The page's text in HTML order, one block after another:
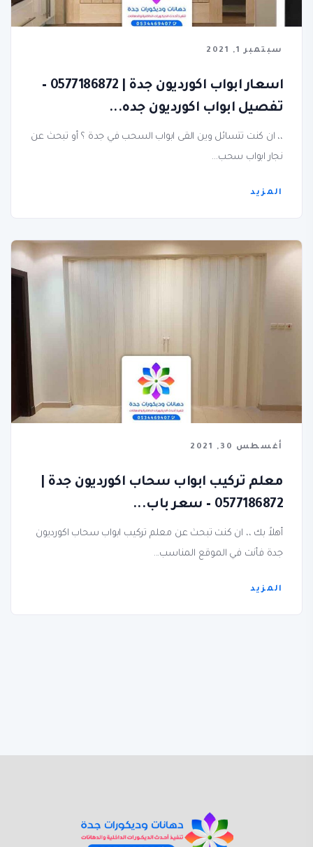
سبتمبر 1, 2021
اسعار ابواب اكورديون جدة | 0577186872 –
تفصيل ابواب اكورديون جده...
،، ان كنت تتسائل وين القى ابواب السحب في جدة ؟ أو تبحث عن
نجار ابواب سحب...
المزيد
أغسطس 30, 2021
معلم تركيب ابواب سحاب اكورديون جدة |
0577186872 – سعر باب...
أهلاً بك ،، ان كنت تبحث عن معلم تركيب ابواب سحاب اكورديون
جدة فأنت في الموقع المناسب...
المزيد